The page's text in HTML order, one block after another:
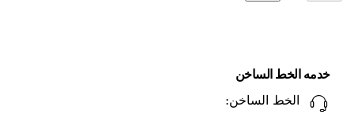
خدمه الخط الساخن
الخط الساخن: